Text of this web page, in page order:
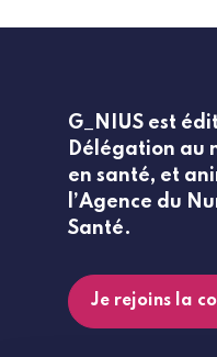
G_NIUS est
Délégation au
en santé, et
l’Agence du
Santé.
Je rejoins la